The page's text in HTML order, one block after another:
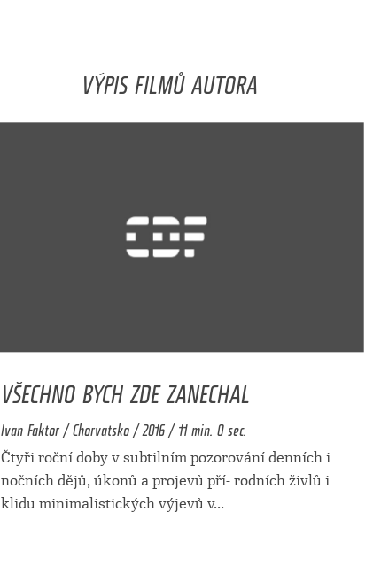
VÝPIS FILMŮ AUTORA
VŠECHNO BYCH ZDE ZANECHAL
Ivan Faktor / Chorvatsko / 2016 / 11 min. 0 sec.
Čtyři roční doby v subtilním pozorování denních i
nočních dějů, úkonů a projevů pří- rodních živlů i
klidu minimalistických výjevů v...